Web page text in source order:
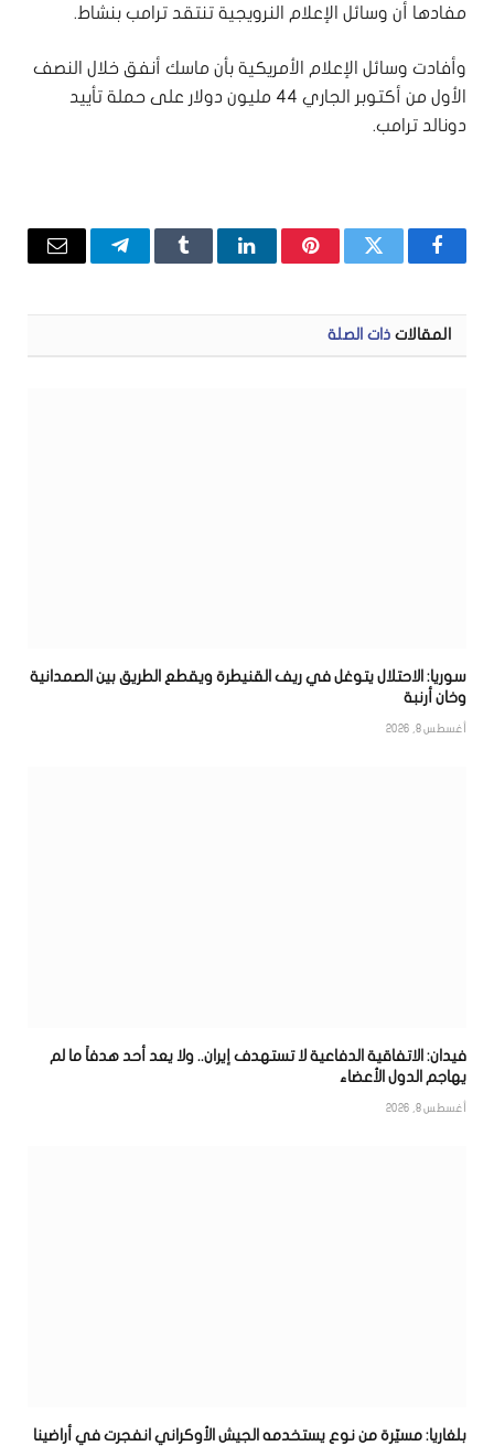
مفادها أن وسائل الإعلام النرويجية تنتقد ترامب بنشاط.
وأفادت وسائل الإعلام الأمريكية بأن ماسك أنفق خلال النصف
الأول من أكتوبر الجاري 44 مليون دولار على حملة تأييد
دونالد ترامب.
فيسبوكتويتر بينتيريستلينكدإنTumblrتيلقرامالبريد
المقالات ذات الصلة
سوريا: الاحتلال يتوغل في ريف القنيطرة ويقطع الطريق بين الصمدانية
وخان أرنبة
أغسطس 8, 2026
فيدان: الاتفاقية الدفاعية لا تستهدف إيران.. ولا يعد أحد هدفاً ما لم
يهاجم الدول الأعضاء
أغسطس 8, 2026
بلغاريا: مسيّرة من نوع يستخدمه الجيش الأوكراني انفجرت في أراضينا